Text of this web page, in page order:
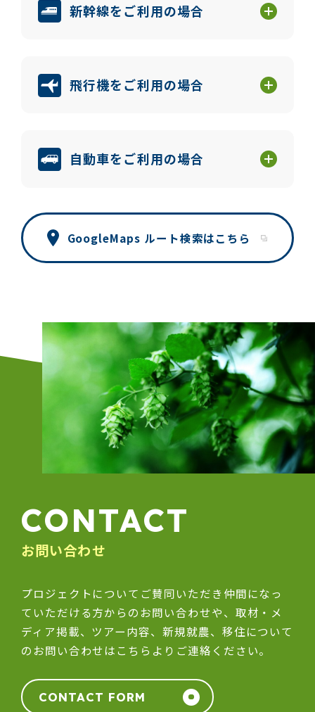
新幹線をご利用の場合
飛行機をご利用の場合
自動車をご利用の場合
GoogleMaps ルート検索はこちら
CONTACT
お問い合わせ
プロジェクトについてご賛同いただき仲間になっ
ていただける方からのお問い合わせや、取材・メ
ディア掲載、ツアー内容、新規就農、移住について
のお問い合わせはこちらよりご連絡ください。
CONTACT FORM